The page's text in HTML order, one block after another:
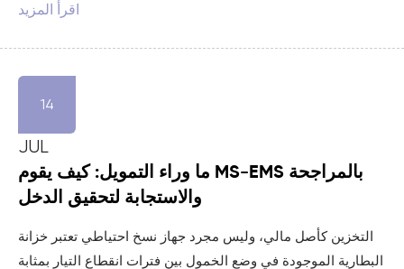
اقرأ المزيد
14
JUL
ما وراء التمويل: كيف يقوم MS-EMS بالمراجحة
والاستجابة لتحقيق الدخل
التخزين كأصل مالي، وليس مجرد جهاز نسخ احتياطي تعتبر خزانة
البطارية الموجودة في وضع الخمول بين فترات انقطاع التيار بمثابة